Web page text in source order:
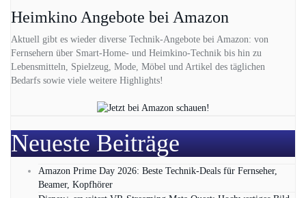
Heimkino Angebote bei Amazon
Aktuell gibt es wieder diverse Technik-Angebote bei Amazon: von
Fernsehern über Smart-Home- und Heimkino-Technik bis hin zu
Lebensmitteln, Spielzeug, Mode, Möbel und Artikel des täglichen
Bedarfs sowie viele weitere Highlights!
Neueste Beiträge
Amazon Prime Day 2026: Beste Technik-Deals für Fernseher,
Beamer, Kopfhörer